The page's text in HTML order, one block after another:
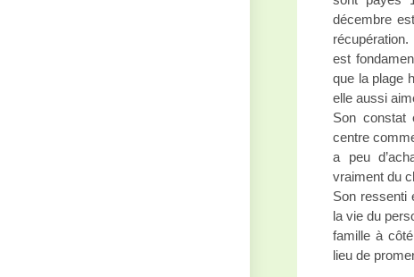
décembre
est
que la plage
elle aussi
Son constat
centre
a peu
vraiment du
Son ressenti
la vie du
famille à
lieu de